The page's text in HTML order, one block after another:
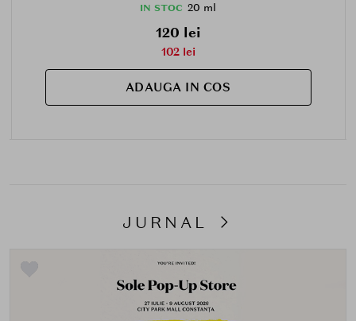
IN STOC 20 ml
120 lei
102 lei
ADAUGA IN COS
JURNAL